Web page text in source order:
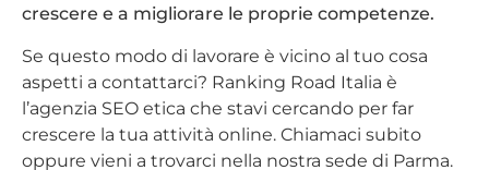
crescere e a migliorare le proprie competenze.
Se questo modo di lavorare è vicino al tuo cosa
aspetti a contattarci? Ranking Road Italia è
l’agenzia SEO etica che stavi cercando per far
crescere la tua attività online. Chiamaci subito
oppure vieni a trovarci nella nostra sede di Parma.